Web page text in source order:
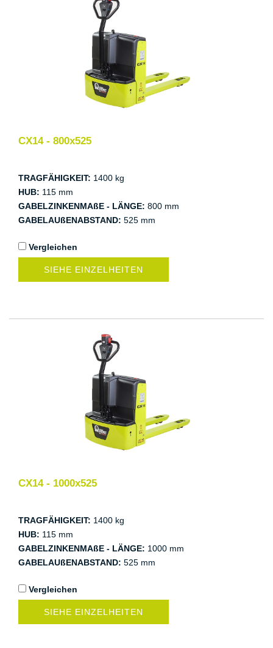
CX14 - 800x525
TRAGFÄHIGKEIT: 1400 kg
HUB: 115 mm
GABELZINKENMAßE - LÄNGE: 800 mm
GABELAUßENABSTAND: 525 mm
Vergleichen
SIEHE EINZELHEITEN
CX14 - 1000x525
TRAGFÄHIGKEIT: 1400 kg
HUB: 115 mm
GABELZINKENMAßE - LÄNGE: 1000 mm
GABELAUßENABSTAND: 525 mm
Vergleichen
SIEHE EINZELHEITEN